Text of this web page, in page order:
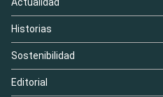
Actualidad
Historias
Sostenibilidad
Editorial